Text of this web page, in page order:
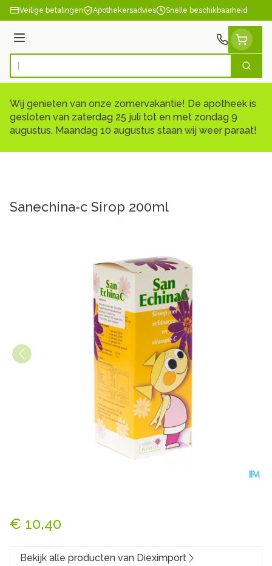
Ga naar de inhoud
Veilige betalingen Apothekersadvies Snelle beschikbaarheid
Menu
Product, merk, categorie... Zoek
Wij genieten van onze zomervakantie! De apotheek is
gesloten van zaterdag 25 juli tot en met zondag 9
augustus. Maandag 10 augustus staan wij weer paraat!
Sanechina-c Sirop 200ml
€ 10,40
Bekijk alle producten van Dieximport